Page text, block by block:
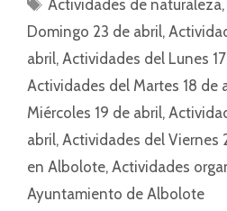
Actividades de naturaleza,
Domingo 23 de abril,
abril, Actividades del Lunes
Actividades del Martes 18 de
Miércoles 19 de abril,
abril, Actividades del Viernes
en Albolote, Actividades
Ayuntamiento de Albolote